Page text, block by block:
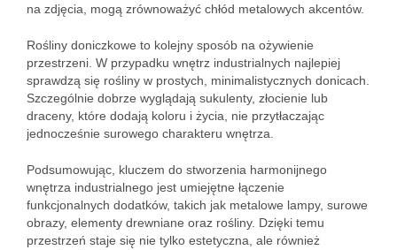
na zdjęcia, mogą zrównoważyć chłód metalowych akcentów.
Rośliny doniczkowe to kolejny sposób na ożywienie
przestrzeni. W przypadku wnętrz industrialnych najlepiej
sprawdzą się rośliny w prostych, minimalistycznych donicach.
Szczególnie dobrze wyglądają sukulenty, złocienie lub
draceny, które dodają koloru i życia, nie przytłaczając
jednocześnie surowego charakteru wnętrza.
Podsumowując, kluczem do stworzenia harmonijnego
wnętrza industrialnego jest umiejętne łączenie
funkcjonalnych dodatków, takich jak metalowe lampy, surowe
obrazy, elementy drewniane oraz rośliny. Dzięki temu
przestrzeń staje się nie tylko estetyczna, ale również